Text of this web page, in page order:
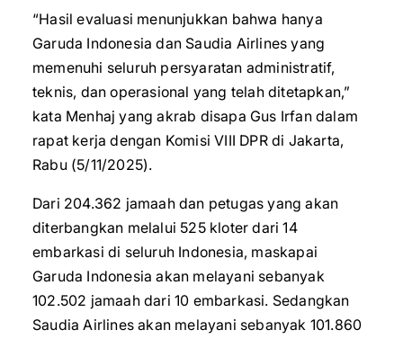
“Hasil evaluasi menunjukkan bahwa hanya
Garuda Indonesia dan Saudia Airlines yang
memenuhi seluruh persyaratan administratif,
teknis, dan operasional yang telah ditetapkan,”
kata Menhaj yang akrab disapa Gus Irfan dalam
rapat kerja dengan Komisi VIII DPR di Jakarta,
Rabu (5/11/2025).
Dari 204.362 jamaah dan petugas yang akan
diterbangkan melalui 525 kloter dari 14
embarkasi di seluruh Indonesia, maskapai
Garuda Indonesia akan melayani sebanyak
102.502 jamaah dari 10 embarkasi. Sedangkan
Saudia Airlines akan melayani sebanyak 101.860